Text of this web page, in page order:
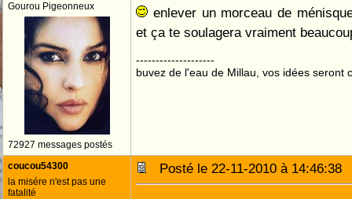
Gourou Pigeonneux
72927 messages postés
enlever un morceau de
et ça te soulagera vraiment
--------------------
buvez de l'eau de Millau, vos idées seront
coucou54300
la misére n'est pas une
fatalité
Posté le 22-11-2010 à